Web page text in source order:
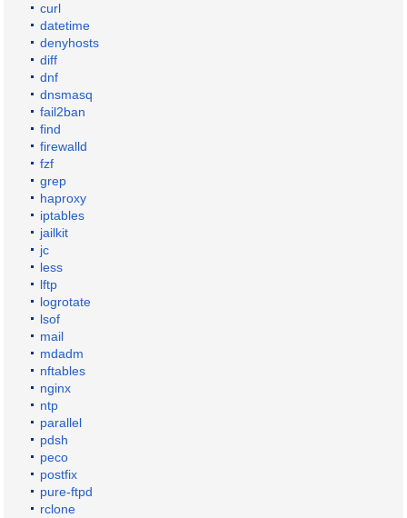
curl
datetime
denyhosts
diff
dnf
dnsmasq
fail2ban
find
firewalld
fzf
grep
haproxy
iptables
jailkit
jc
less
lftp
logrotate
lsof
mail
mdadm
nftables
nginx
ntp
parallel
pdsh
peco
postfix
pure-ftpd
rclone